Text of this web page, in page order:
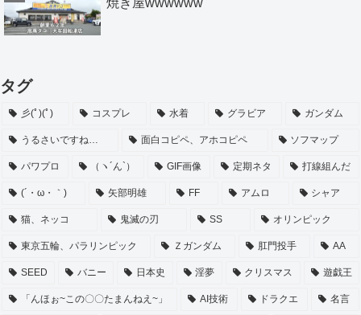
タグ
彡(ﾟ)(ﾟ) コスプレ 水着 グラビア ガンダム
うるさいですね… 面白コピペ、アホコピペ ソフマップ
パワプロ （ヽ´ん`） GIF画像 定期ネタ 打線組んだ
(´・ω・｀) 矢部明雄 FF アムロ シャア
猫、ネッコ 鬼滅の刃 SS オリンピック
東京五輪、パラリンピック Ｚガンダム 肛門投手 AA
SEED バニー 日本史 淫夢 クリスマス 遊戯王
「んほぉ~この〇〇たまんねえ~」 AI技術 ドラクエ 名言